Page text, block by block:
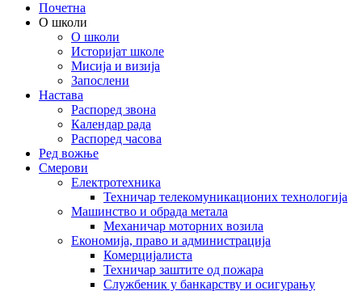
Почетна
О школи
О школи
Историјат школе
Мисија и визија
Запослени
Настава
Распоред звона
Календар рада
Распоред часова
Ред вожње
Смерови
Електротехника
Техничар телекомуникационих технологија
Машинство и обрада метала
Механичар моторних возила
Економија, право и администрација
Комерцијалиста
Техничар заштите од пожара
Службеник у банкарству и осигурању